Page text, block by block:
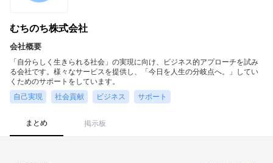
むちのち株式会社
会社概要
「自分らしく生きられる社会」の実現に向け、ビジネス的アプローチを試み
る会社です。様々なサービスを提供し、「今日を人生の分岐点へ。」してい
くためのサポートをしています。
自己実現
社会貢献 ビジネス サポート
まとめ 掲示板